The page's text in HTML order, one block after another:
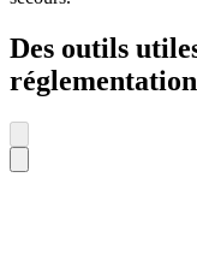
Des outils
réglementation